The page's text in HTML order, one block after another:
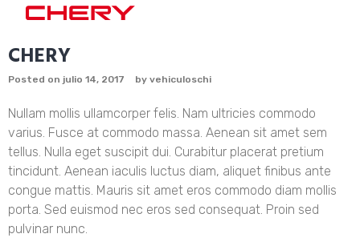
CHERY
Posted on julio 14, 2017 by vehiculoschi
Nullam mollis ullamcorper felis. Nam ultricies commodo
varius. Fusce at commodo massa. Aenean sit amet sem
tellus. Nulla eget suscipit dui. Curabitur placerat pretium
tincidunt. Aenean iaculis luctus diam, aliquet finibus ante
congue mattis. Mauris sit amet eros commodo diam mollis
porta. Sed euismod nec eros sed consequat. Proin sed
pulvinar nunc.